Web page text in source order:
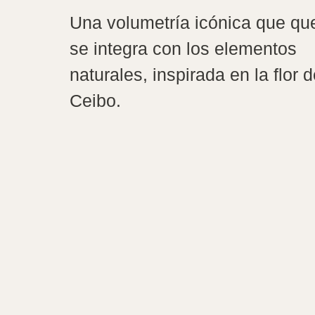
Una volumetría icónica que
se integra con los elementos
naturales, inspirada en la flor
Ceibo.